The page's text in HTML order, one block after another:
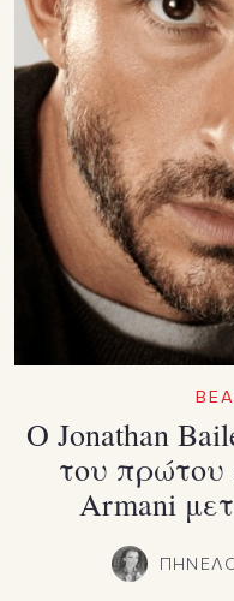
Ο Jonathan
του
Armani